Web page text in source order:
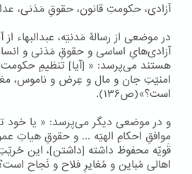
آزادی، حکومتِ قانون، حقوقِ مَدَنی،
در موضعی از رسالۀ مَدنیّه، عبدالبهاء
آزادی‌هایِ اساسی و حقوقِ مَدَنی و
هستند می‌پرسد: « [آیا] تنظیمِ
امنیّتِ جان و مال و عِرض و ناموس،
است؟»(ص۱۳۶).
و در موضعی دیگر می‌پرسد: « یا خود
موافقِ احکامِ الهیّه ... و حقوقِ هیاتِ
قَویّه محفوظ داشته [داشتن]، این
اهالی مُباین و مُغایرِ فلاح و نَجاح